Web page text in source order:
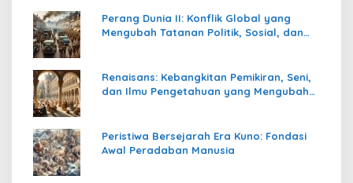
Perang Dunia II: Konflik Global yang
Mengubah Tatanan Politik, Sosial, dan
Renaisans: Kebangkitan Pemikiran, Seni,
dan Ilmu Pengetahuan yang Mengubah
Peristiwa Bersejarah Era Kuno: Fondasi
Awal Peradaban Manusia